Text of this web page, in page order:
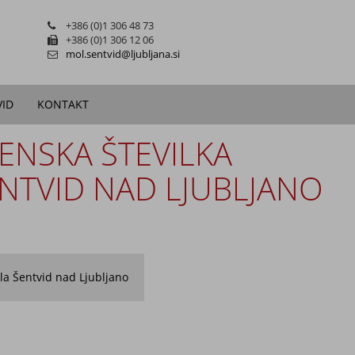
+386 (0)1 306 48 73
+386 (0)1 306 12 06
mol.sentvid@ljubljana.si
KONTAKT
ŠTEVILKA
NAD LJUBLJANO
Šentvid nad Ljubljano